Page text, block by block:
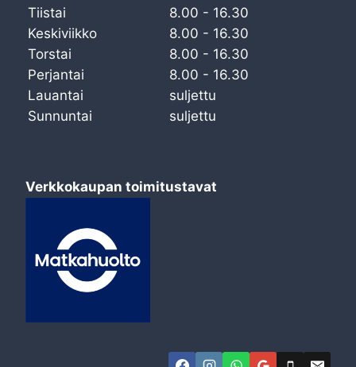
Tiistai
8.00 - 16.30
Keskiviikko
8.00 - 16.30
Torstai
8.00 - 16.30
Perjantai
8.00 - 16.30
Lauantai
suljettu
Sunnuntai
suljettu
Verkkokaupan toimitustavat